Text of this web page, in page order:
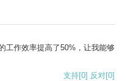
工作效率提高了50%，让我能够
支持[0] 反对[0]